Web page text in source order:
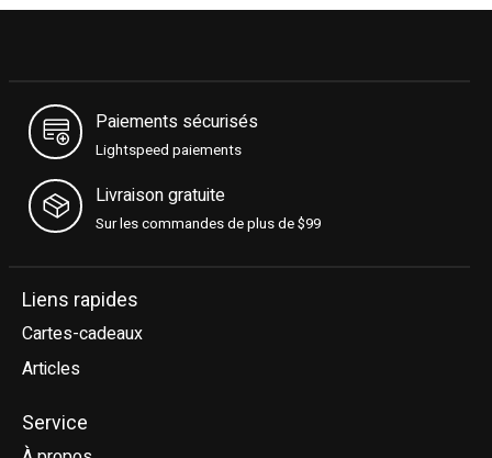
Paiements sécurisés
Lightspeed paiements
Livraison gratuite
Sur les commandes de plus de $99
Liens rapides
Cartes-cadeaux
Articles
Service